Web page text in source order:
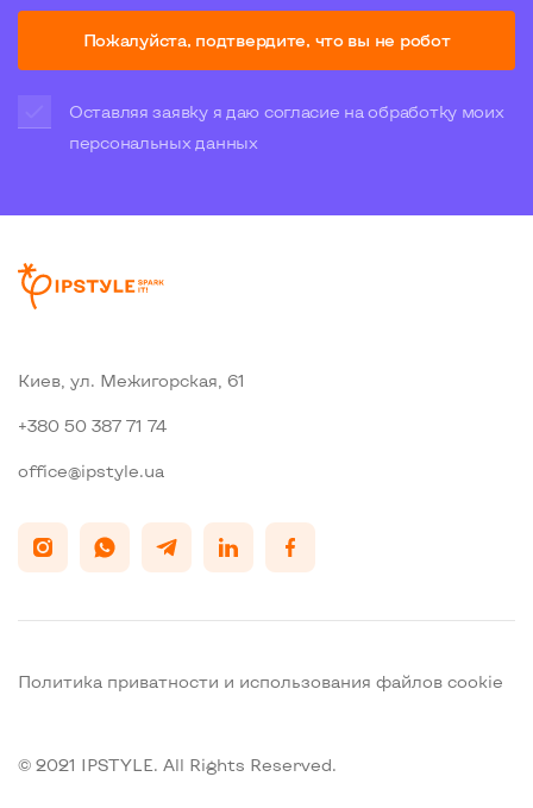
Пожалуйста, подтвердите, что вы не робот
Оставляя заявку я даю согласие на обработку моих
персональных данных
Киев, ул. Межигорская, 61
+380 50 387 71 74
office@ipstyle.ua
Политика приватности и использования файлов cookie
© 2021 IPSTYLE. All Rights Reserved.